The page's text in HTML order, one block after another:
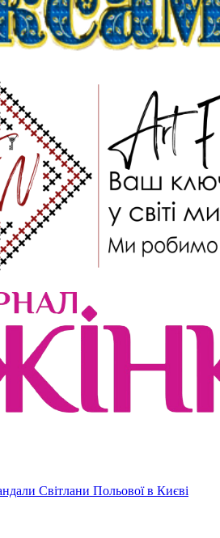
Світлани Польової в Києві